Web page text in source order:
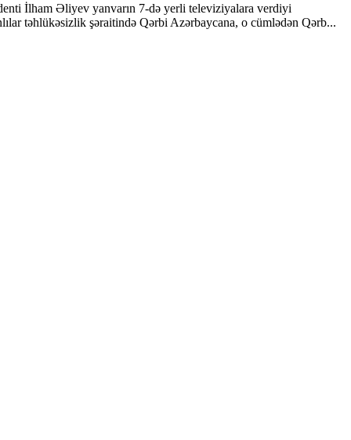
İlham Əliyev yanvarın 7-də yerli televiziyalara verdiyi
təhlükəsizlik şəraitində Qərbi Azərbaycana, o cümlədən Qərb...